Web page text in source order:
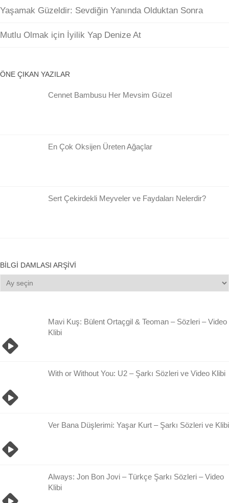
Yaşamak Güzeldir: Sevdiğin Yanında Olduktan Sonra
Mutlu Olmak için İyilik Yap Denize At
ÖNE ÇIKAN YAZILAR
Cennet Bambusu Her Mevsim Güzel
En Çok Oksijen Üreten Ağaçlar
Sert Çekirdekli Meyveler ve Faydaları Nelerdir?
BILGI DAMLASI ARŞIVI
Bilgi
Damlası
Mavi Kuş: Bülent Ortaçgil & Teoman – Sözleri – Video
Klibi
With or Without You: U2 – Şarkı Sözleri ve Video Klibi
Ver Bana Düşlerimi: Yaşar Kurt – Şarkı Sözleri ve Klibi
Always: Jon Bon Jovi – Türkçe Şarkı Sözleri – Video
Klibi